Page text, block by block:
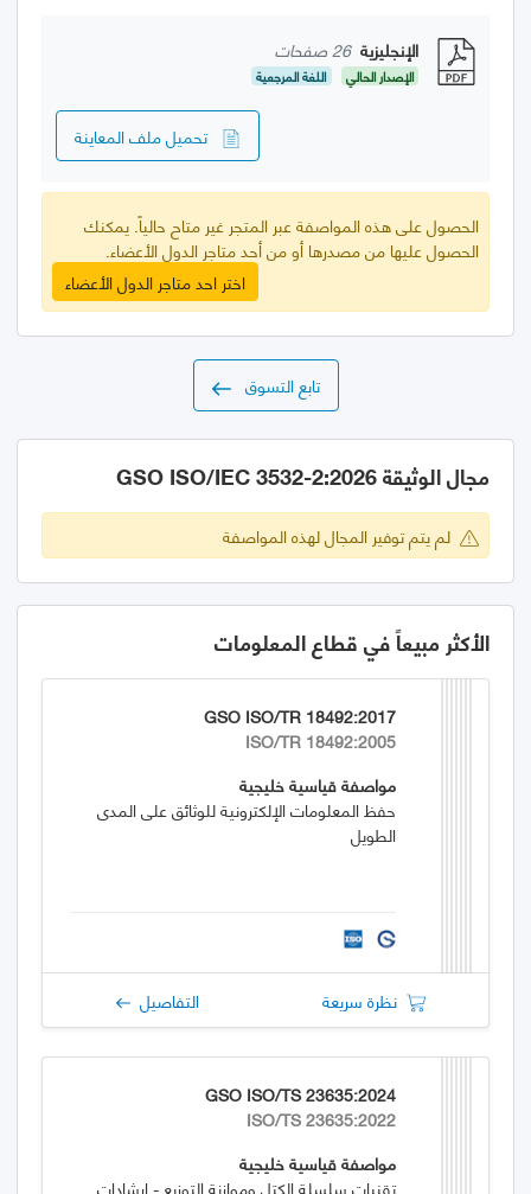
الإنجليزية 26 صفحات
الإصدار الحالي اللغة المرجعية
تحميل ملف المعاينة
الحصول على هذه المواصفة عبر المتجر غير متاح حالياً. يمكنك
الحصول عليها من مصدرها أو من أحد متاجر الدول الأعضاء.
اختر احد متاجر الدول الأعضاء
تابع التسوق
مجال الوثيقة GSO ISO/IEC 3532-2:2026
لم يتم توفير المجال لهذه المواصفة
الأكثر مبيعاً في قطاع المعلومات
GSO ISO/TR 18492:2017
ISO/TR 18492:2005
مواصفة قياسية خليجية
حفظ المعلومات الإلكترونية للوثائق على المدى
الطويل
نظرة سريعة التفاصيل
GSO ISO/TS 23635:2024
ISO/TS 23635:2022
مواصفة قياسية خليجية
تقنيات سلسلة الكتل وموازنة التوزيع - إرشادات